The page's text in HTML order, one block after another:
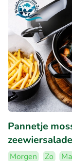
Pannetje
Morgen Zo Ma